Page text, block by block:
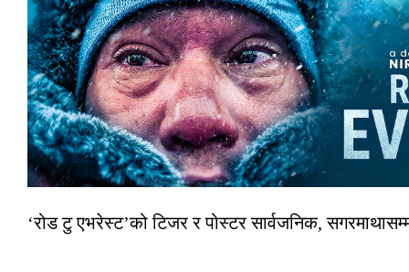
‘रोड टु एभरेस्ट’को टिजर र पोस्टर सार्वजनिक,